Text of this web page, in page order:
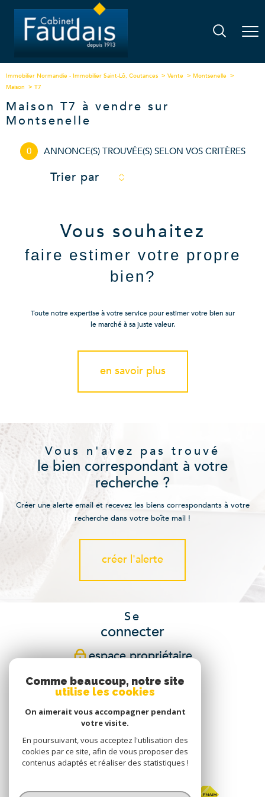
Immobilier Normandie - Immobilier Saint-Lô, Coutances Vente
Montsenelle
Maison
T7
Maison T7 à vendre sur
Montsenelle
0 ANNONCE(S) TROUVÉE(S) SELON VOS CRITÈRES
Trier par
Vous souhaitez
faire estimer votre propre
bien?
Toute notre expertise à votre service pour estimer votre bien sur
le marché à sa juste valeur.
en savoir plus
Vous n'avez pas trouvé
le bien correspondant à votre
recherche ?
Créer une alerte email et recevez les biens correspondants à votre
recherche dans votre boîte mail !
créer l'alerte
Se
connecter
espace propriétaire
Nous
suivre
Nous
adhérons
Comme beaucoup, notre site
utilise les cookies
On aimerait vous accompagner pendant
votre visite.
En poursuivant, vous acceptez l'utilisation des
cookies par ce site, afin de vous proposer des
contenus adaptés et réaliser des statistiques !